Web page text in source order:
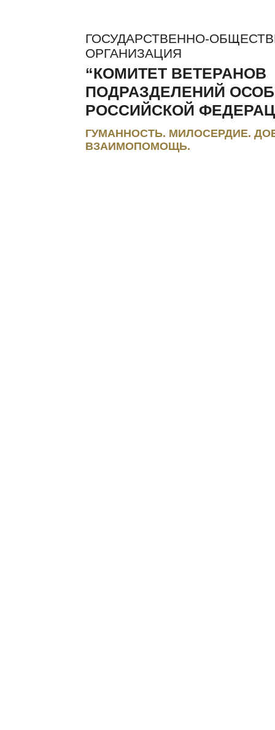
ГОСУДАРСТВЕННО-
ОРГАНИЗАЦИЯ
“КОМИТЕТ ВЕТЕРАНОВ
ПОДРАЗДЕЛЕНИЙ
РОССИЙСКОЙ
ГУМАННОСТЬ. МИЛОСЕРДИЕ.
ВЗАИМОПОМОЩЬ.